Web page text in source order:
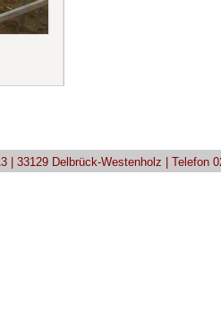
| 33129 Delbrück-Westenholz | Telefon